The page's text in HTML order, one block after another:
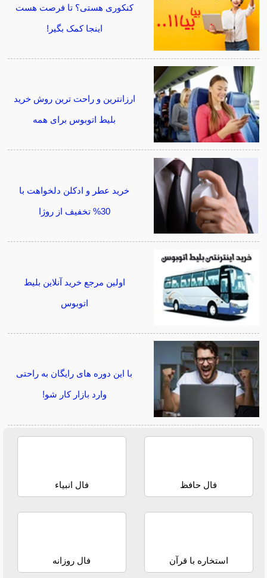
کنکوری هستی؟ تا فرصت هست
اینجا کمک بگیر!
ارزانترین و راحت ترین روش خرید
بلیط اتوبوس برای همه
خرید عطر و ادکلن دلخواهت با
30% تخفیف از روژا
اولین مرجع خرید آنلاین بلیط
اتوبوس
با این دوره های رایگان به راحتی
وارد بازار کار شو!
فال حافظ فال انبیاء
استخاره با قرآن فال روزانه